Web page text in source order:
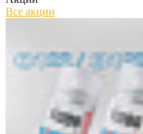
Все акции